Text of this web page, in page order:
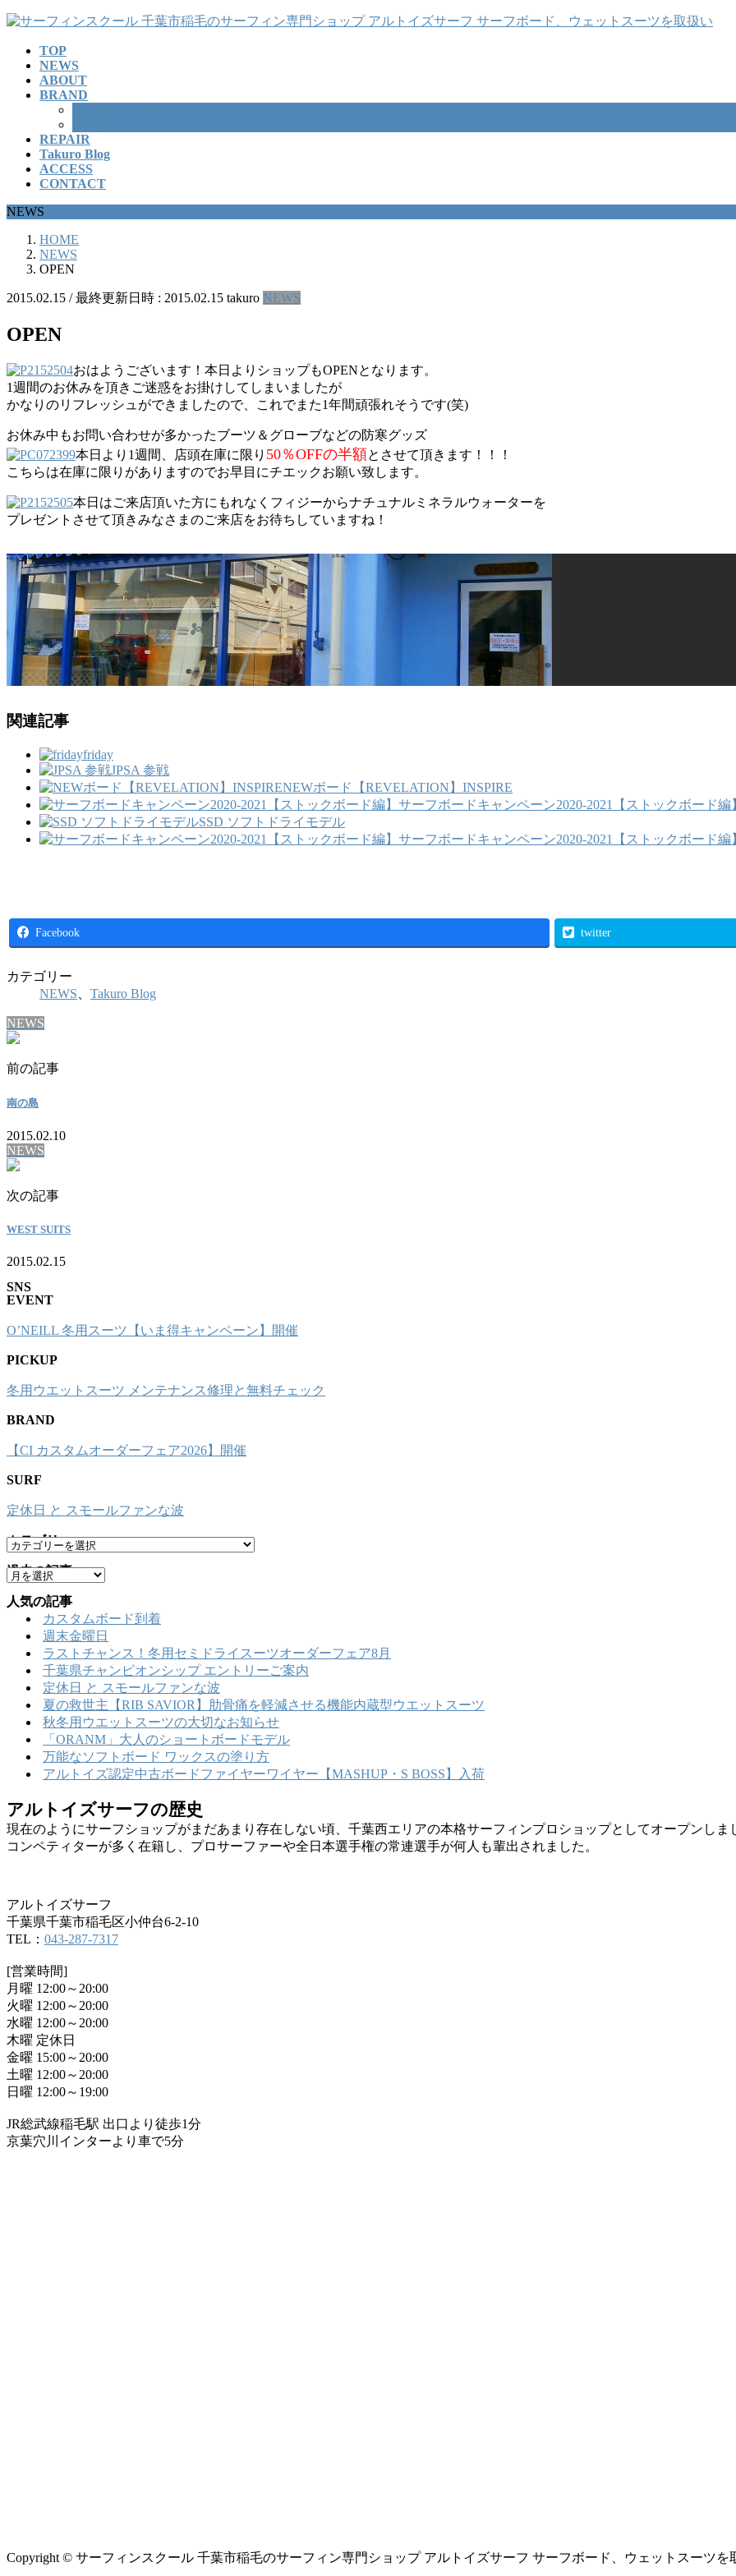
コ
ナ
TOP
NEWS
ABOUT
BRAND
REPAIR
Takuro Blog
ACCESS
CONTACT
NEWS
HOME
NEWS
OPEN
2015.02.15 / 最終更新日時 : 2015.02.15 takuro NEWS
OPEN
おはようございます！本日よりショップもOPENとなります。
1週間のお休みを頂きご迷惑をお掛けしてしまいましたが
かなりのリフレッシュができましたので、これでまた1年間頑張れそうです(笑)
お休み中もお問い合わせが多かったブーツ＆グローブなどの防寒グッズ
本日より1週間、店頭在庫に限り 50％OFFの半額とさせて頂きます！！！
こちらは在庫に限りがありますのでお早目にチエックお願い致します。
本日はご来店頂いた方にもれなくフィジーからナチュナルミネラルウォーターを
プレゼントさせて頂きみなさまのご来店をお待ちしていますね！
関連記事
friday
JPSA 参戦
NEWボード【REVELATION】INSPIRE
サーフボードキャンペーン2020-2021【ストックボード編
SSD ソフトドライモデル
サーフボードキャンペーン2020-2021【ストックボード編
Facebook twitter
カテゴリー
NEWS
Takuro Blog
NEWS
前の記事
南の島
2015.02.10
NEWS
次の記事
WEST SUITS
2015.02.15
SNS
EVENT
O’NEILL 冬用スーツ【いま得キャンペーン】開催
PICKUP
冬用ウエットスーツ メンテナンス修理と無料チェック
BRAND
【CI カスタムオーダーフェア2026】開催
SURF
定休日 と スモールファンな波
カテゴリー
カ
テ
ゴ
リ
ー
過去の記事
ア
ー
カ
人気の記事
カスタムボード到着
週末金曜日
ラストチャンス！冬用セミドライスーツオーダーフェア8月
千葉県チャンピオンシップ エントリーご案内
定休日 と スモールファンな波
夏の救世主【RIB SAVIOR】肋骨痛を軽減させる機能内蔵型ウエットスーツ
秋冬用ウエットスーツの大切なお知らせ
「ORANM」大人のショートボードモデル
万能なソフトボード ワックスの塗り方
アルトイズ認定中古ボードファイヤーワイヤー【MASHUP・S BOSS】入荷
アルトイズサーフの歴史
現在のようにサーフショップがまだあまり存在しない頃、千葉西エリアの本格サーフィンプロショップとしてオープンしま
コンペティターが多く在籍し、プロサーファーや全日本選手権の常連選手が何人も輩出されました。
アルトイズサーフ
千葉県千葉市稲毛区小仲台6-2-10
TEL： 043-287-7317
[営業時間]
月曜 12:00～20:00
火曜 12:00～20:00
水曜 12:00～20:00
木曜 定休日
金曜 15:00～20:00
土曜 12:00～20:00
日曜 12:00～19:00
JR総武線稲毛駅 出口より徒歩1分
京葉穴川インターより車で5分
Copyright © サーフィンスクール 千葉市稲毛のサーフィン専門ショップ アルトイズサーフ サーフボード、ウェットスーツを